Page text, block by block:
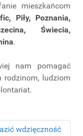
mieszkańcom
Piły, Poznania,
Świecia,
.
nam pomagać
rodzinom, ludziom
wdzięczność